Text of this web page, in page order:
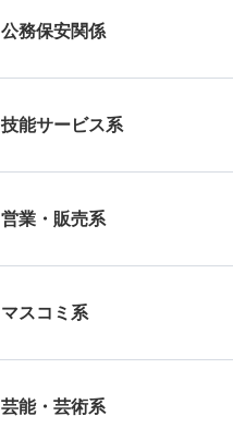
公務保安関係
技能サービス系
営業・販売系
マスコミ系
芸能・芸術系